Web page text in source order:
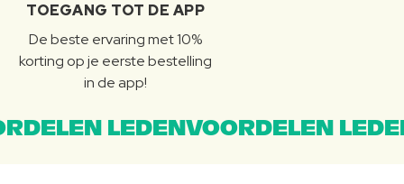
TOEGANG TOT DE APP
De beste ervaring met 10%
korting op je eerste bestelling
in de app!
LEDENVOORDELEN